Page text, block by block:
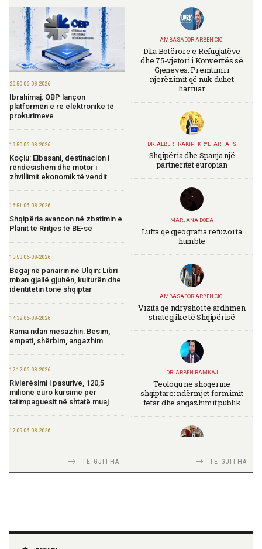
20:50 06-08-2026
Ibrahimaj: OBP lançon
platformën e re elektronike të
prokurimeve
19:50 06-08-2026
Koçiu: Elbasani, destinacion i
rëndësishëm dhe motor i
zhvillimit ekonomik të vendit
16:51 06-08-2026
Shqipëria avancon në zbatimin e
Planit të Rritjes të BE-së
15:53 06-08-2026
Begaj në panairin në Ulqin: Libri
mban gjallë gjuhën, kulturën dhe
identitetin tonë shqiptar
14:32 06-08-2026
Rama ndan mesazhin: Besim,
empati, shërbim, angazhim
12:12 06-08-2026
Rivlerësimi i pasurive, 120,5
milionë euro kursime për
tatimpaguesit në shtatë muaj
12:09 06-08-2026
TË GJITHA
AMBASADOR ARBEN CICI
Dita Botërore e Refugjatëve
dhe 75-vjetori i Konventës së
Gjenevës: Premtimi i
njerëzimit që nuk duhet
harruar
DR. ALBERT RAKIPI, KRYETAR I AIIS
Shqipëria dhe Spanja një
partneritet europian
MARJANA DODA
Lufta që gjeografia refuzoi ta
humbte
AMBASADOR ARBEN CICI
Vizita që ndryshoi të ardhmen
strategjike të Shqipërisë
DR. ARBEN RAMKAJ
Teologu në shoqërinë
shqiptare: ndërmjet formimit
fetar dhe angazhimit publik
TIRANA DIPLOMAT
TIRANA DIPLOMAT
TË GJITHA